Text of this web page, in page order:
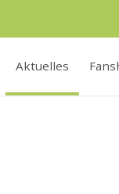
Aktuelles